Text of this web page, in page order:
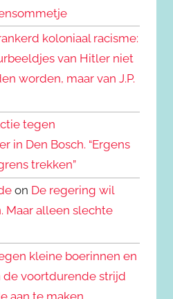
koloniaal racisme:
van Hitler niet
worden, maar van J.P.
tegen
in Den Bosch. “Ergens
trekken”
on De regering wil
Maar alleen slechte
kleine boerinnen en
de voortdurende strijd
aan te maken